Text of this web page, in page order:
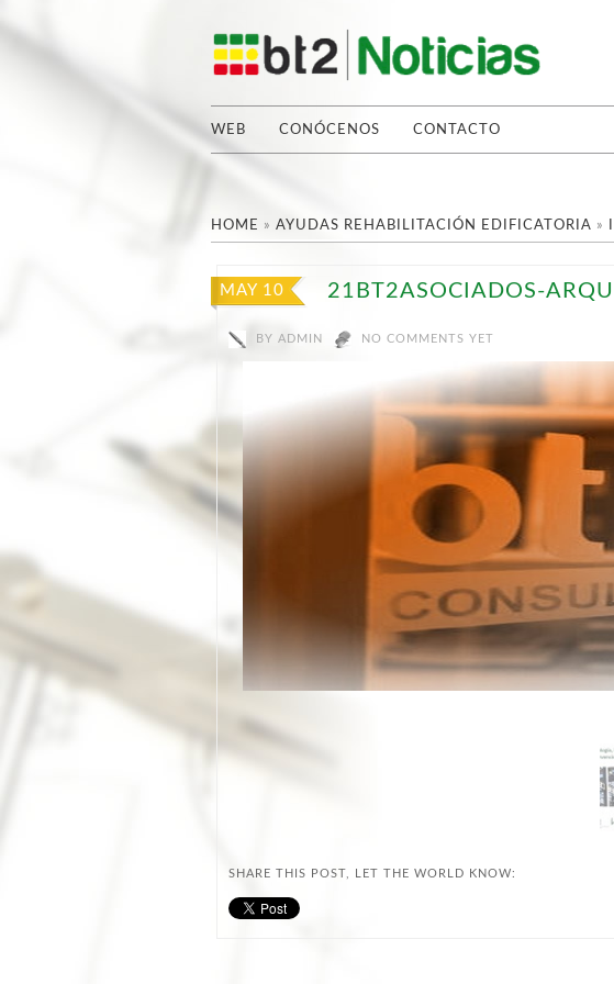
WEB CONÓCENOS CONTACTO
HOME » AYUDAS REHABILITACIÓN EDIFICATORIA »
MAY 10 21BT2ASOCIADOS-
BY ADMIN NO COMMENTS YET
SHARE THIS POST, LET THE WORLD KNOW: